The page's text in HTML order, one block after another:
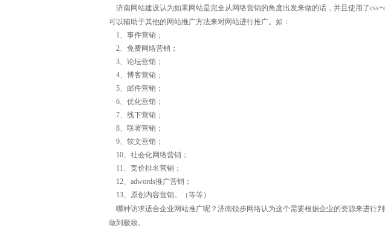
济南网站建设认为如果网站是完全从网络营销的角度出发来做的话，并且使用了
可以辅助于其他的网站推广方法来对网站进行推广。如：
1、事件营销；
2、免费网络营销；
3、论坛营销；
4、博客营销；
5、邮件营销；
6、优化营销；
7、线下营销；
8、联署营销；
9、软文营销；
10、社会化网络营销；
11、竞价排名营销；
12、adwords推广营销；
13、原创内容营销。（等等）
哪种访求适合企业网站推广呢？ 济南锐步网络认为这个需要根据企业的资源来进行
做到极致。